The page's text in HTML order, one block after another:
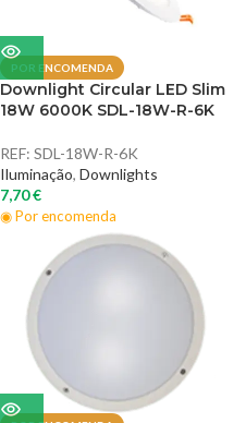
POR ENCOMENDA
Downlight Circular LED Slim
18W 6000K SDL-18W-R-6K
REF: SDL-18W-R-6K
Iluminação, Downlights
7,70€
◉ Por encomenda